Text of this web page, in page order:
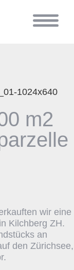
m2
wir eine
Kilchberg ZH.
an
den Zürichsee,